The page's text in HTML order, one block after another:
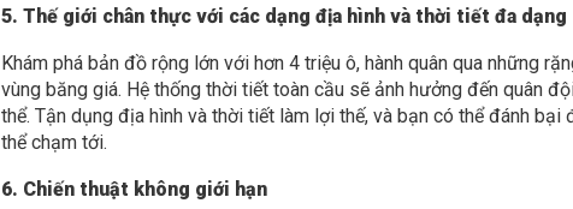
5. Thế giới chân thực với các dạng địa hình và thời tiết đa dạng
Khám phá bản đồ rộng lớn với hơn 4 triệu ô, hành quân qua những
vùng băng giá. Hệ thống thời tiết toàn cầu sẽ ảnh hưởng đến quân
thể. Tận dụng địa hình và thời tiết làm lợi thế, và bạn có thể đánh
thể chạm tới.
6. Chiến thuật không giới hạn